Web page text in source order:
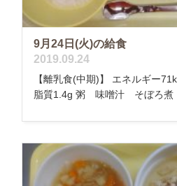
9月24日(火)の給食
2019.09.24
【離乳食(中期)】 エネルギー
脂質1.4g 粥 味噌汁 そぼろ煮